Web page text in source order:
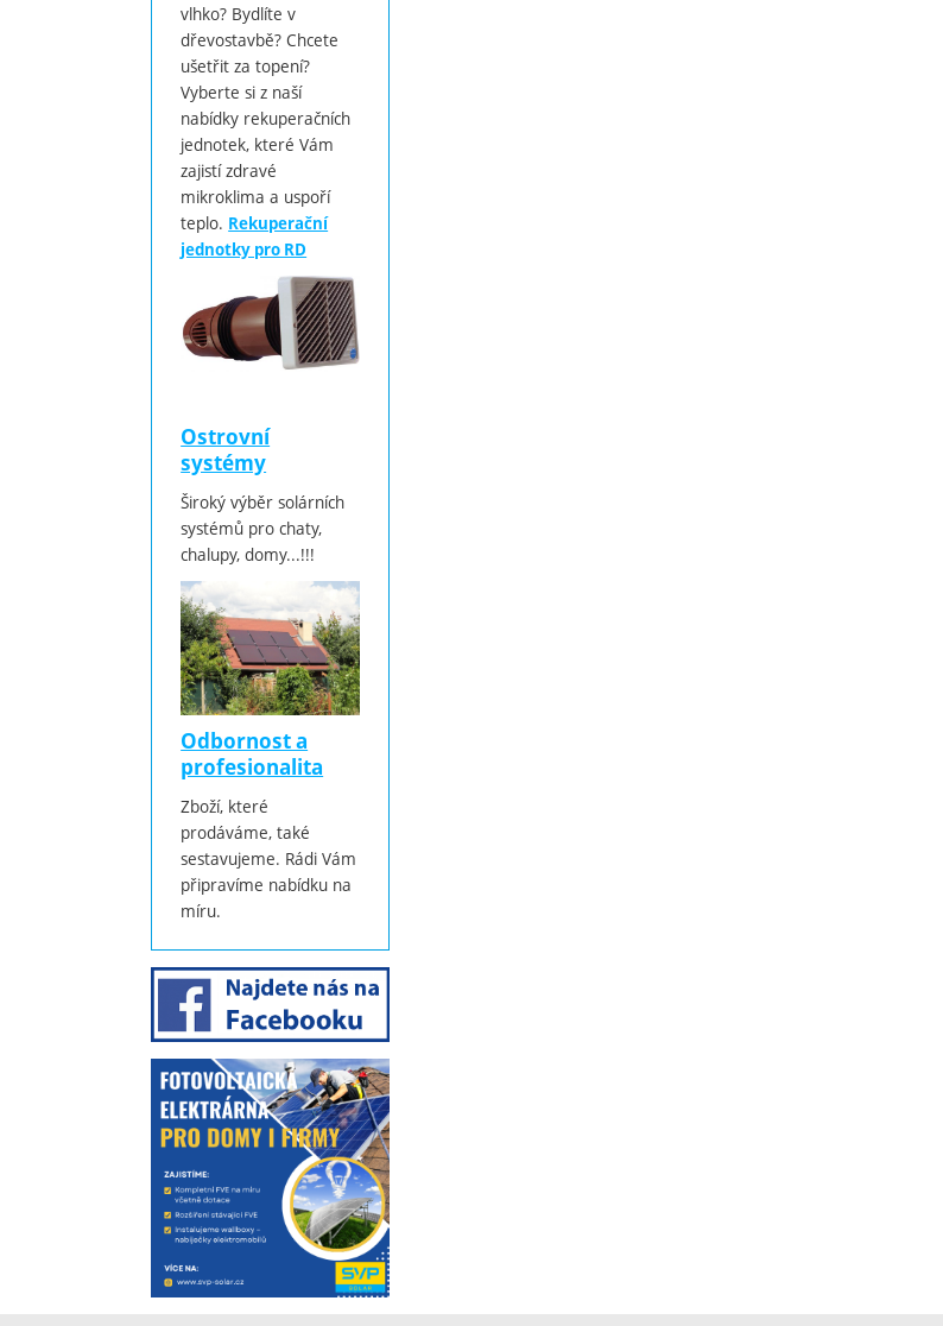
vlhko? Bydlíte v
dřevostavbě? Chcete
ušetřit za topení?
Vyberte si z naší
nabídky rekuperačních
jednotek, které Vám
zajistí zdravé
mikroklima a uspoří
teplo. Rekuperační
jednotky pro RD
Ostrovní
systémy
Široký výběr solárních
systémů pro chaty,
chalupy, domy...!!!
Odbornost a
profesionalita
Zboží, které
prodáváme, také
sestavujeme. Rádi Vám
připravíme nabídku na
míru.